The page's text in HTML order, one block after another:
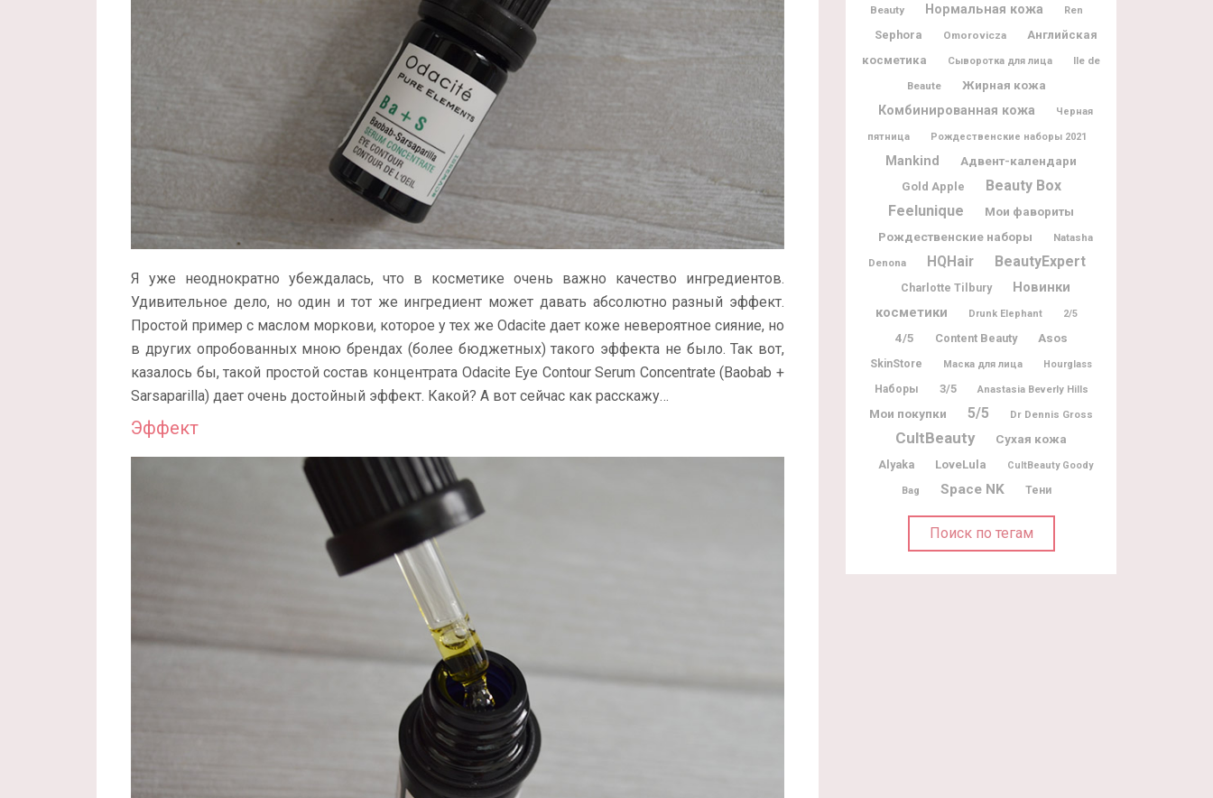
Я уже неоднократно убеждалась, что в косметике очень важно качество ингредиентов.
Удивительное дело, но один и тот же ингредиент может давать абсолютно разный эффект.
Простой пример с маслом моркови, которое у тех же Odacite дает коже невероятное сияние, но
в других опробованных мною брендах (более бюджетных) такого эффекта не было. Так вот,
казалось бы, такой простой состав концентрата Odacite Eye Contour Serum Concentrate (Baobab +
Sarsaparilla) дает очень достойный эффект. Какой? А вот сейчас как расскажу…
Эффект
Beauty
Нормальная кожа Ren
Sephora Omorovicza
Английская
косметика
Сыворотка для лица
Ile de
Beaute
Жирная кожа
Комбинированная кожа
Черная
пятница Рождественские наборы 2021
Mankind Адвент-календари
Gold Apple
Beauty Box
Feelunique
Мои фавориты
Рождественские наборы
Natasha
Denona
HQHair BeautyExpert
Charlotte Tilbury
Новинки
косметики
Drunk Elephant 2/5
4/5 Content Beauty Asos
SkinStore Маска для лица Hourglass
Наборы 3/5 Anastasia Beverly Hills
Мои покупки 5/5 Dr Dennis Gross
CultBeauty
Сухая кожа
Alyaka
LoveLula CultBeauty Goody
Bag Space NK Тени
Поиск по тегам